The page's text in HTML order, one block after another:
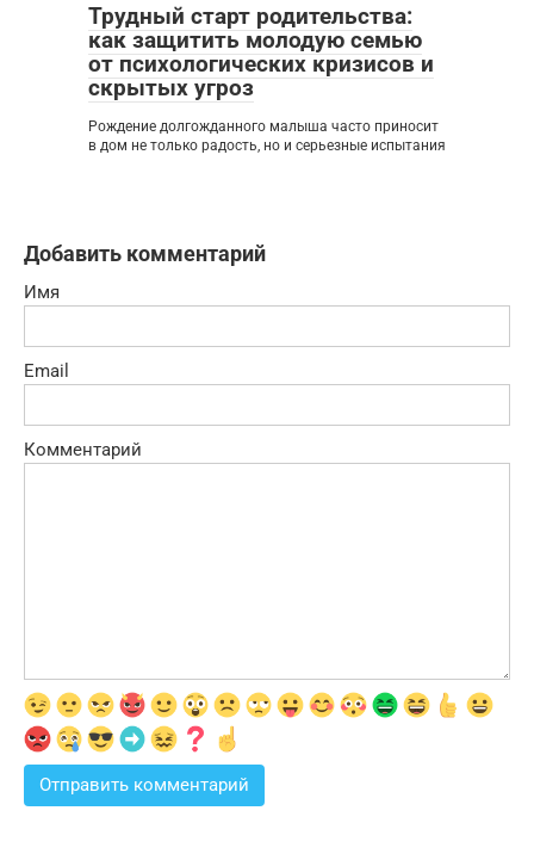
Трудный старт родительства:
как защитить молодую семью
от психологических кризисов и
скрытых угроз
Рождение долгожданного малыша часто приносит
в дом не только радость, но и серьезные испытания
Добавить комментарий
Имя
Email
Комментарий